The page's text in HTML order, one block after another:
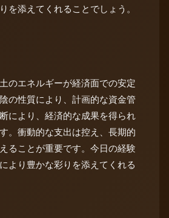
を添えてくれることでしょう。
のエネルギーが経済面での安定
の性質により、計画的な資金管
により、経済的な成果を得られ
。衝動的な支出は控え、長期的
ることが重要です。今日の経験
より豊かな彩りを添えてくれる